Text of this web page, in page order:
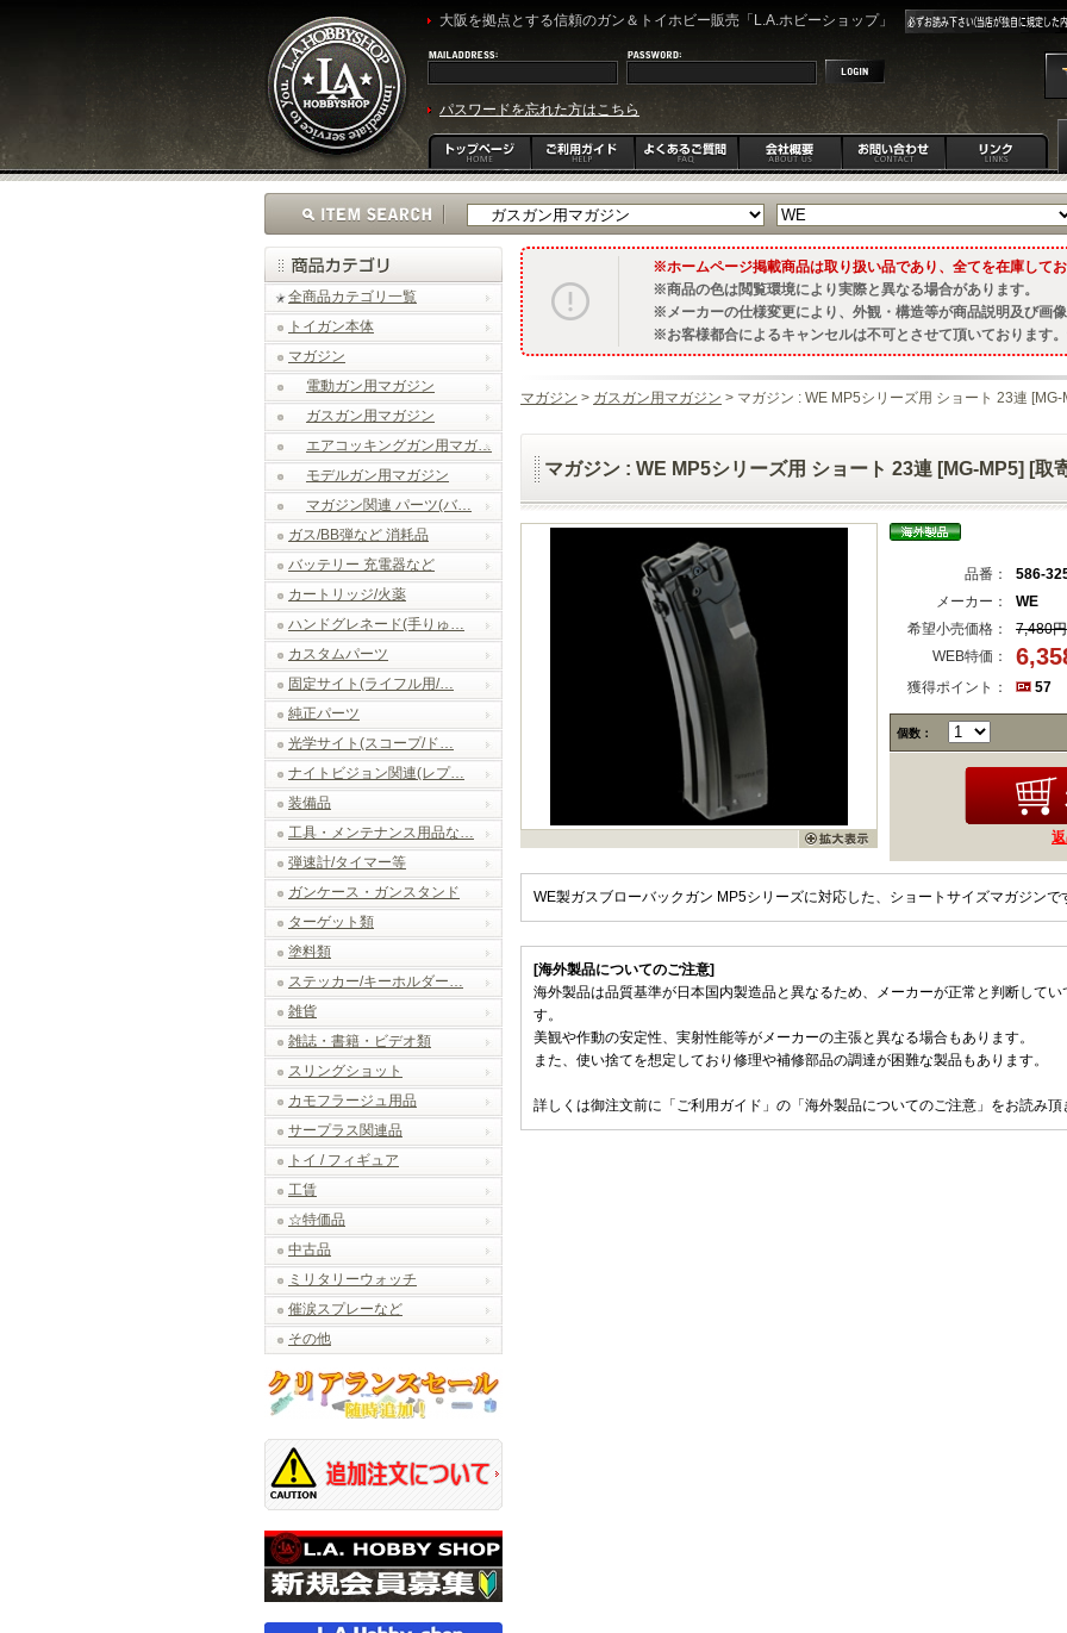
大阪を拠点とする信頼のガン＆トイホビー販売「L.A.ホビーショップ」
パスワードを忘れた方はこちら
全商品カテゴリ一覧
トイガン本体
マガジン
電動ガン用マガジン
ガスガン用マガジン
エアコッキングガン用マガ…
モデルガン用マガジン
マガジン関連 パーツ(バ…
ガス/BB弾など 消耗品
バッテリー 充電器など
カートリッジ/火薬
ハンドグレネード(手りゅ…
カスタムパーツ
固定サイト(ライフル用/…
純正パーツ
光学サイト(スコープ/ド…
ナイトビジョン関連(レプ…
装備品
工具・メンテナンス用品な…
弾速計/タイマー等
ガンケース・ガンスタンド
ターゲット類
塗料類
ステッカー/キーホルダー…
雑貨
雑誌・書籍・ビデオ類
スリングショット
カモフラージュ用品
サープラス関連品
トイ / フィギュア
工賃
☆特価品
中古品
ミリタリーウォッチ
催涙スプレーなど
その他
ホームページ掲載商品は取り扱い品であり、全てを在庫してお
商品の色は閲覧環境により実際と異なる場合があります。
メーカーの仕様変更により、外観・構造等が商品説明及び画
お客様都合によるキャンセルは不可とさせて頂いております。
マガジン > ガスガン用マガジン > マガジン : WE MP5シリーズ用 ショート 23連 [MG-
マガジン : WE MP5シリーズ用 ショート 23連 [MG-MP5] [取
品番：
586-
メーカー：
WE
希望小売価格：
7,480円
WEB特価：
獲得ポイント：
57
個数：
WE製ガスブローバックガン MP5シリーズに対応した、ショートサイズマガジンで
[海外製品についてのご注意]
海外製品は品質基準が日本国内製造品と異なるため、メーカーが正常と判断して
す。
美観や作動の安定性、実射性能等がメーカーの主張と異なる場合もあります。
また、使い捨てを想定しており修理や補修部品の調達が困難な製品もあります。
詳しくは御注文前に「ご利用ガイド」の「海外製品についてのご注意」をお読み頂